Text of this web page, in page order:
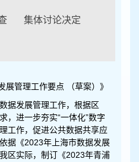
集体讨论决定
展管理工作要点 （草案）》
据发展管理工作，根据区
，进一步夯实“一体化”数字
工作，促进公共数据共享应
据《2023年上海市数据发展
区实际，制订《2023年青浦